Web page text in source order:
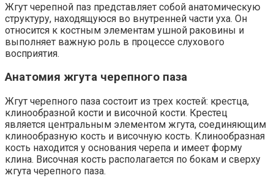
Жгут черепной паз представляет собой анатомическую
структуру, находящуюся во внутренней части уха. Он
относится к костным элементам ушной раковины и
выполняет важную роль в процессе слухового
восприятия.
Анатомия жгута черепного паза
Жгут черепного паза состоит из трех костей: крестца,
клинообразной кости и височной кости. Крестец
является центральным элементом жгута, соединяющим
клинообразную кость и височную кость. Клинообразная
кость находится у основания черепа и имеет форму
клина. Височная кость располагается по бокам и сверху
жгута черепного паза.